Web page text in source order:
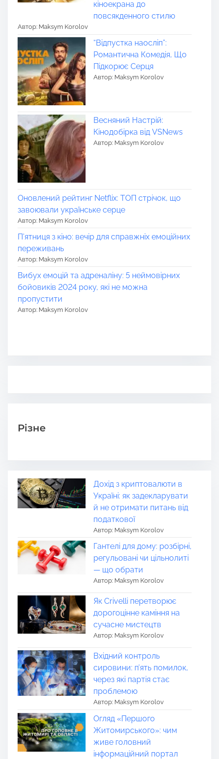
кіноекрана до
повсякденного стилю
Автор: Maksym Korolov
“Відпустка наосліп”:
Романтична Комедія, Що
Підкорює Серця
Автор: Maksym Korolov
Весняний Настрій:
Кінодобірка від VSNews
Автор: Maksym Korolov
Оновлений рейтинг Netflix: ТОП стрічок, що
завоювали українське серце
Автор: Maksym Korolov
П’ятниця з кіно: вечір для справжніх емоційних
переживань
Автор: Maksym Korolov
Вибух емоцій та адреналіну: 5 неймовірних
бойовиків 2024 року, які не можна
пропустити
Автор: Maksym Korolov
Різне
Дохід з криптовалюти в
Україні: як задекларувати
й не отримати питань від
податкової
Автор: Maksym Korolov
Гантелі для дому: розбірні,
регульовані чи цільнолиті
— що обрати
Автор: Maksym Korolov
Як Crivelli перетворює
дорогоцінне каміння на
сучасне мистецтв
Автор: Maksym Korolov
Вхідний контроль
сировини: п’ять помилок,
через які партія стає
проблемою
Автор: Maksym Korolov
Огляд «Першого
Житомирського»: чим
живе головний
інформаційний портал